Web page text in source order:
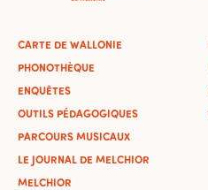
CARTE DE WALLONIE
PHONOTHÈQUE
ENQUÊTES
OUTILS PÉDAGOGIQUES
PARCOURS MUSICAUX
LE JOURNAL DE MELCHIOR
MELCHIOR